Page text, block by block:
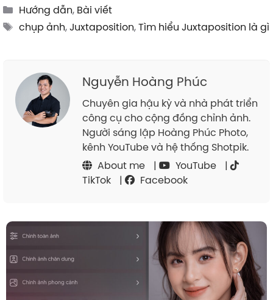
Categories
Hướng dẫn, Bài viết
Tags
chụp ảnh,Juxtaposition,Tìm hiểu Juxtaposition là gì
Nguyễn Hoàng Phúc
Chuyên gia hậu kỳ và nhà phát triển
công cụ cho cộng đồng chỉnh ảnh.
Người sáng lập Hoàng Phúc Photo,
kênh YouTube và hệ thống Shotpik.
About me
| YouTube
|
TikTok
| Facebook